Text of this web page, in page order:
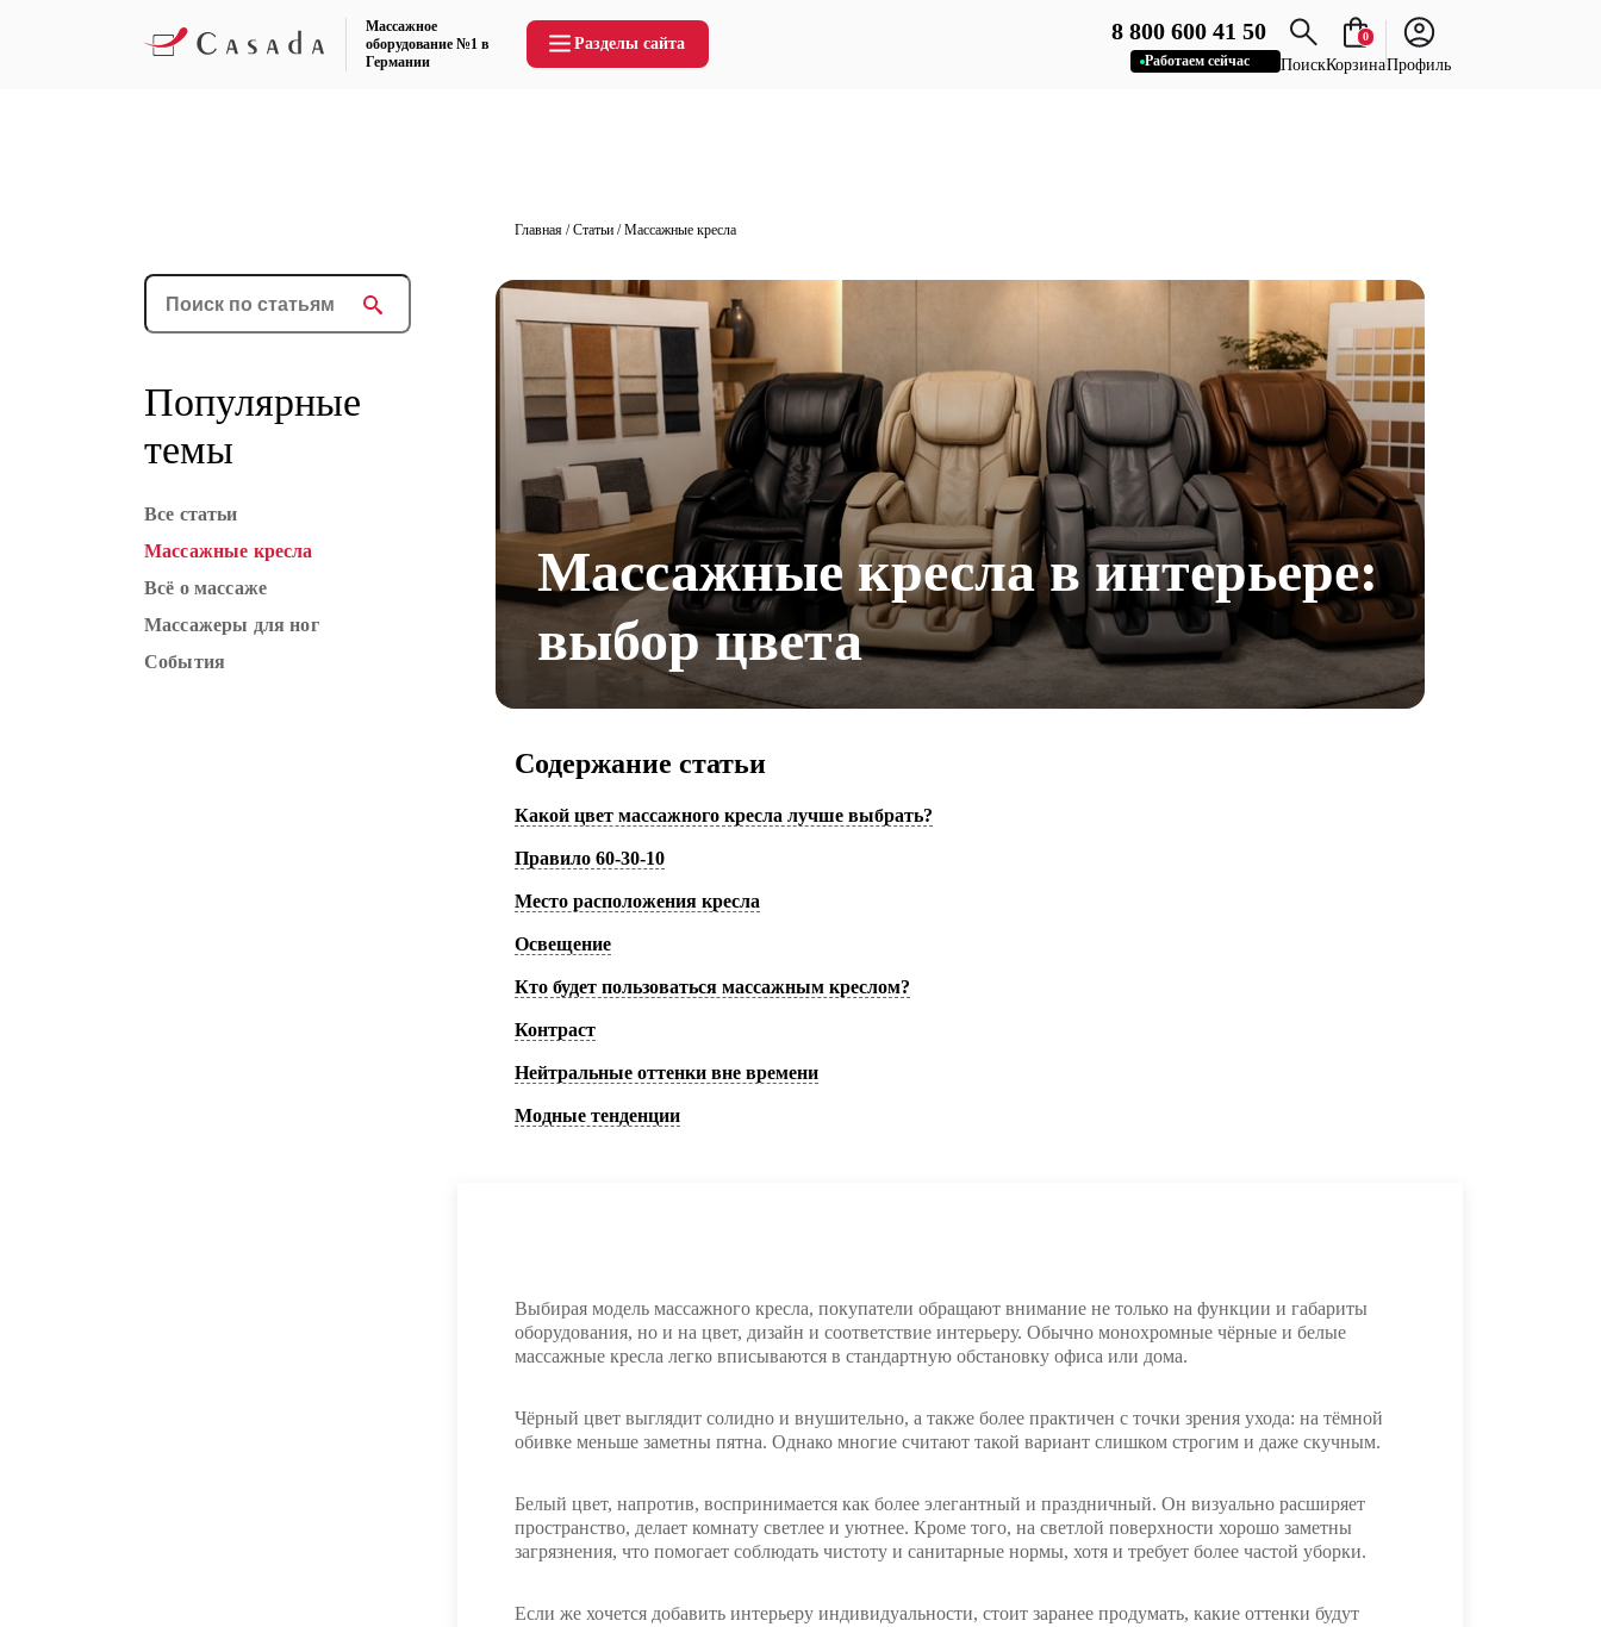
Массажное
оборудование №1 в
Германии
Разделы сайта 8 800 600 41 50
Работаем сейчас Поиск
0
КорзинаПрофиль
Популярные
темы
Все статьи
Массажные кресла
Всё о массаже
Массажеры для ног
События
Главная /Статьи /Массажные кресла
Массажные кресла в интерьере:
выбор цвета
Содержание статьи
Какой цвет массажного кресла лучше выбрать?
Правило 60-30-10
Место расположения кресла
Освещение
Кто будет пользоваться массажным креслом?
Контраст
Нейтральные оттенки вне времени
Модные тенденции
Выбирая модель массажного кресла, покупатели обращают внимание не только на функции и габариты
оборудования, но и на цвет, дизайн и соответствие интерьеру. Обычно монохромные чёрные и белые
массажные кресла легко вписываются в стандартную обстановку офиса или дома.
Чёрный цвет выглядит солидно и внушительно, а также более практичен с точки зрения ухода: на тёмной
обивке меньше заметны пятна. Однако многие считают такой вариант слишком строгим и даже скучным.
Белый цвет, напротив, воспринимается как более элегантный и праздничный. Он визуально расширяет
пространство, делает комнату светлее и уютнее. Кроме того, на светлой поверхности хорошо заметны
загрязнения, что помогает соблюдать чистоту и санитарные нормы, хотя и требует более частой уборки.
Если же хочется добавить интерьеру индивидуальности, стоит заранее продумать, какие оттенки будут